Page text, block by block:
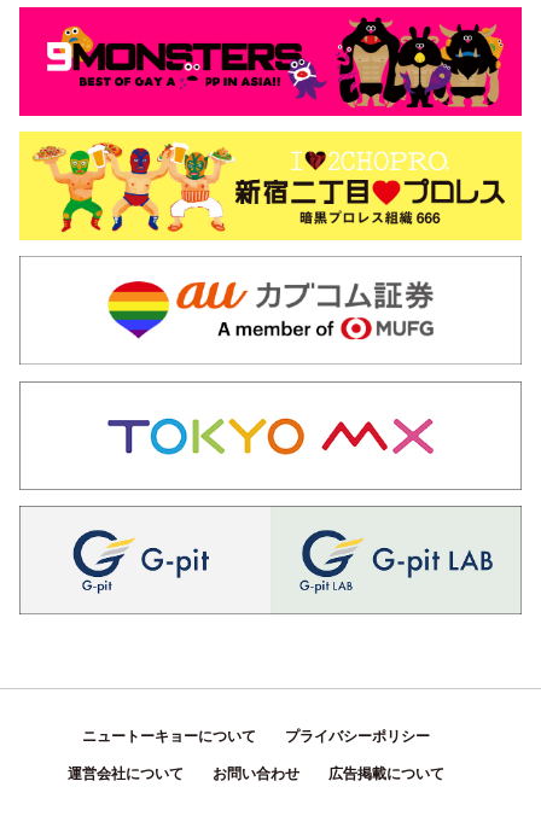
ニュートーキョーについて プライバシーポリシー
運営会社について お問い合わせ 広告掲載について